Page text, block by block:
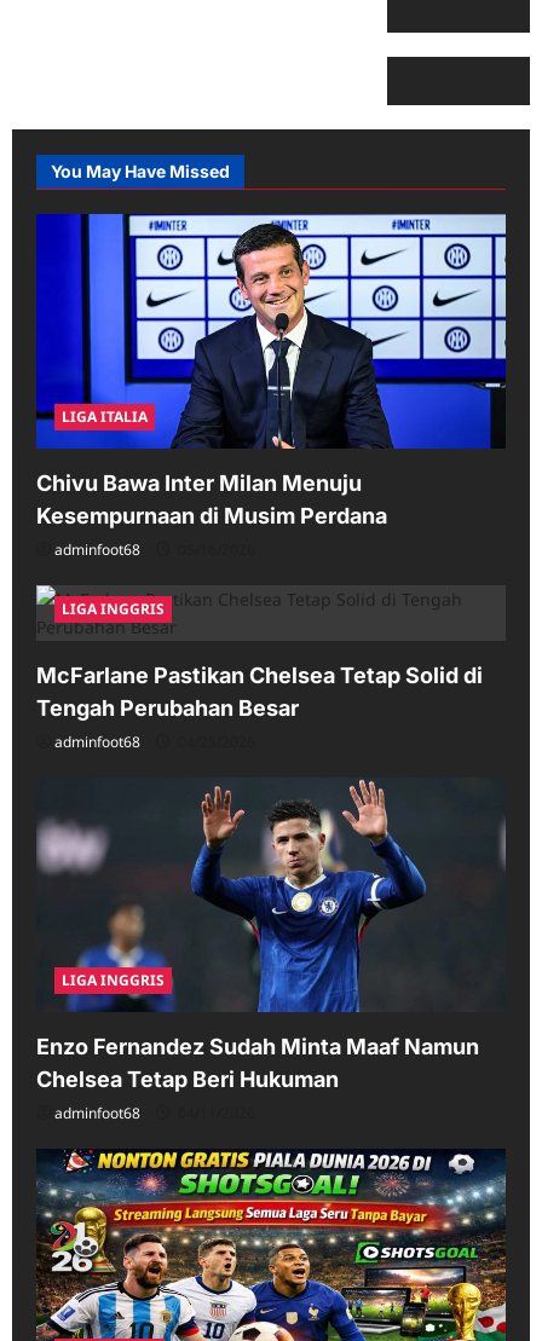
You May Have Missed
LIGA ITALIA
Chivu Bawa Inter Milan Menuju
Kesempurnaan di Musim Perdana
adminfoot68
LIGA INGGRIS
McFarlane Pastikan Chelsea Tetap Solid di
Tengah Perubahan Besar
adminfoot68
LIGA INGGRIS
Enzo Fernandez Sudah Minta Maaf Namun
Chelsea Tetap Beri Hukuman
adminfoot68